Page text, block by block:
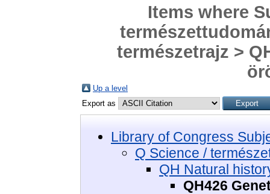
Items where
természetrajz >
Up a level
Export as
Library of Congress
Q Science /
QH Natural
QH426